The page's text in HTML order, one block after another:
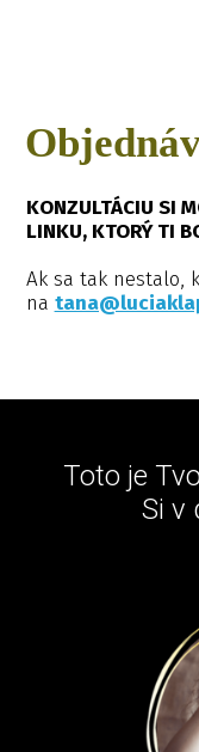
KONZULTÁCIU SI
LINKU, KTORÝ TI
Ak sa tak nestalo,
na
Toto je
Si v